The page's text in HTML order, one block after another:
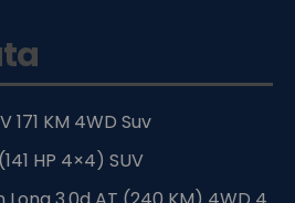
171 KM 4WD Suv
HP 4×4) SUV